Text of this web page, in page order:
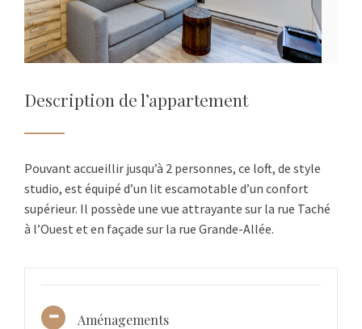
Description de l’appartement
Pouvant accueillir jusqu’à 2 personnes, ce loft, de style
studio, est équipé d’un lit escamotable d’un confort
supérieur. Il possède une vue attrayante sur la rue Taché
à l’Ouest et en façade sur la rue Grande-Allée.
Aménagements